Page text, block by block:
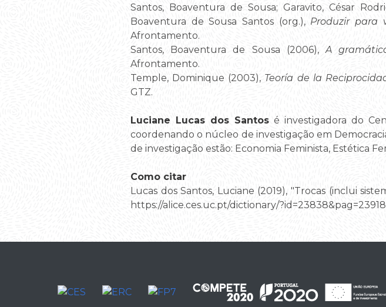
Santos, Boaventura de Sousa; Garavito, César
Boaventura de Sousa Santos (org.), Produzir para
Afrontamento.
Santos, Boaventura de Sousa (2006),A
Afrontamento.
Temple, Dominique (2003), Teoría de la
GTZ.
Luciane Lucas dos Santosé investigadora do
coordenando o núcleo de investigação em
de investigação estão: Economia Feminista, Estética
Como citar
Lucas dos Santos, Luciane (2019), "Trocas (inclui
https://alice.ces.uc.pt/dictionary/